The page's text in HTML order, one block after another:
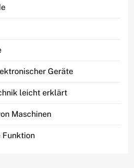
Geräte
leicht erklärt
Maschinen
Funktion